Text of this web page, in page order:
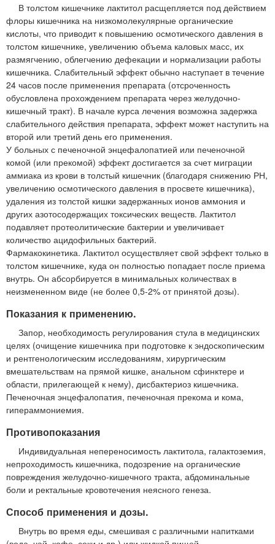
В толстом кишечнике лактитол расщепляется под действием
флоры кишечника на низкомолекулярные органические
кислоты, что приводит к повышению осмотического давления в
толстом кишечнике, увеличению объема каловых масс, их
размягчению, облегчению дефекации и нормализации работы
кишечника. Слабительный эффект обычно наступает в течение
24 часов после применения препарата (отсроченность
обусловлена прохождением препарата через желудочно-
кишечный тракт). В начале курса лечения возможна задержка
слабительного действия препарата, эффект может наступить на
второй или третий день его применения.
У больных с печеночной энцефалопатией или печеночной
комой (или прекомой) эффект достигается за счет миграции
аммиака из крови в толстый кишечник (благодаря снижению РН,
увеличению осмотического давления в просвете кишечника),
удаления из толстой кишки задержанных ионов аммония и
других азотосодержащих токсических веществ. Лактитол
подавляет протеолитические бактерии и увеличивает
количество ацидофильных бактерий.
Фармакокинетика. Лактитол осуществляет свой эффект только в
толстом кишечнике, куда он полностью попадает после приема
внутрь. Он абсорбируется в минимальных количествах в
неизмененном виде (не более 0,5-2% от принятой дозы).
Показания к применению.
Запор, необходимость регулирования стула в медицинских
целях (очищение кишечника при подготовке к эндоскопическим
и рентгенологическим исследованиям, хирургическим
вмешательствам на прямой кишке, анальном сфинктере и
области, прилегающей к нему), дисбактериоз кишечника.
Печеночная энцефалопатия, печеночная прекома и кома,
гипераммониемия.
Противопоказания
Индивидуальная непереносимость лактитола, галактоземия,
непроходимость кишечника, подозрение на органические
повреждения желудочно-кишечного тракта, абдоминальные
боли и ректальные кровотечения неясного генеза.
Способ применения и дозы.
Внутрь во время еды, смешивая с различными напитками